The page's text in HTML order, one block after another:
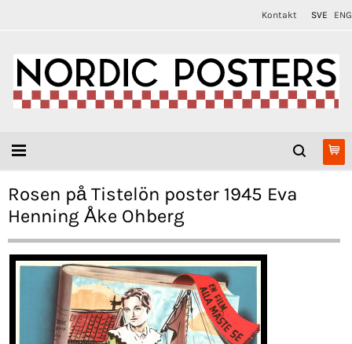
Kontakt SVE ENG
Rosen på Tistelön poster 1945 Eva
Henning Åke Ohberg